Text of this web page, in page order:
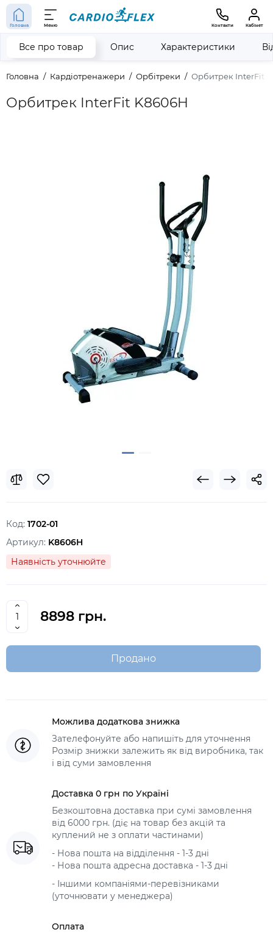
Головна Меню Контакти Кабінет
Головна Кардіотренажери Орбітреки Орбитрек InterFit
Орбитрек InterFit K8606H
Все про товар Опис Характеристики
Код: 1702-01
Артикул: K8606H
Наявність уточнюйте
8898 грн.
Продано
Можлива додаткова знижка
Зателефонуйте або напишіть для уточнення
Розмір знижки залежить як від виробника, так
і від суми замовлення
Доставка 0 грн по Україні
Безкоштовна доставка при сумі замовлення
від 6000 грн. (діє на товар без акцій та
куплений не з оплати частинами)
- Нова пошта на відділення - 1-3 дні
- Нова пошта адресна доставка - 1-3 дні
- Іншими компаніями-перевізниками
(уточнювати у менеджера)
Оплата